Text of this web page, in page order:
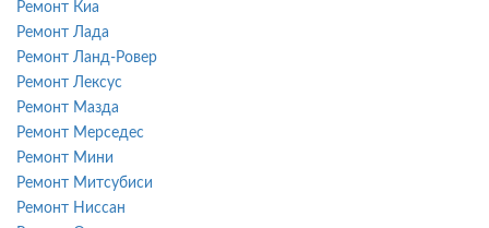
Ремонт Киа
Ремонт Лада
Ремонт Ланд-Ровер
Ремонт Лексус
Ремонт Мазда
Ремонт Мерседес
Ремонт Мини
Ремонт Митсубиси
Ремонт Ниссан